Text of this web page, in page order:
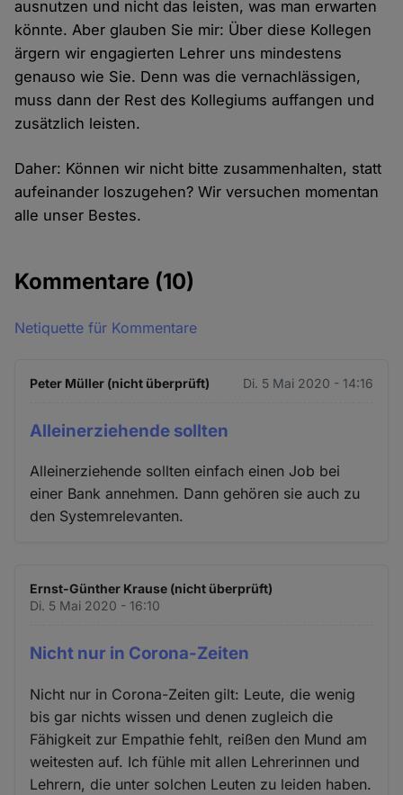
ausnutzen und nicht das leisten, was man erwarten
könnte. Aber glauben Sie mir: Über diese Kollegen
ärgern wir engagierten Lehrer uns mindestens
genauso wie Sie. Denn was die vernachlässigen,
muss dann der Rest des Kollegiums auffangen und
zusätzlich leisten.
Daher: Können wir nicht bitte zusammenhalten, statt
aufeinander loszugehen? Wir versuchen momentan
alle unser Bestes.
Kommentare (10)
Netiquette für Kommentare
Peter Müller (nicht überprüft) Di. 5 Mai 2020 - 14:16
Alleinerziehende sollten
Alleinerziehende sollten einfach einen Job bei
einer Bank annehmen. Dann gehören sie auch zu
den Systemrelevanten.
Ernst-Günther Krause (nicht überprüft)
Di. 5 Mai 2020 - 16:10
Nicht nur in Corona-Zeiten
Nicht nur in Corona-Zeiten gilt: Leute, die wenig
bis gar nichts wissen und denen zugleich die
Fähigkeit zur Empathie fehlt, reißen den Mund am
weitesten auf. Ich fühle mit allen Lehrerinnen und
Lehrern, die unter solchen Leuten zu leiden haben.